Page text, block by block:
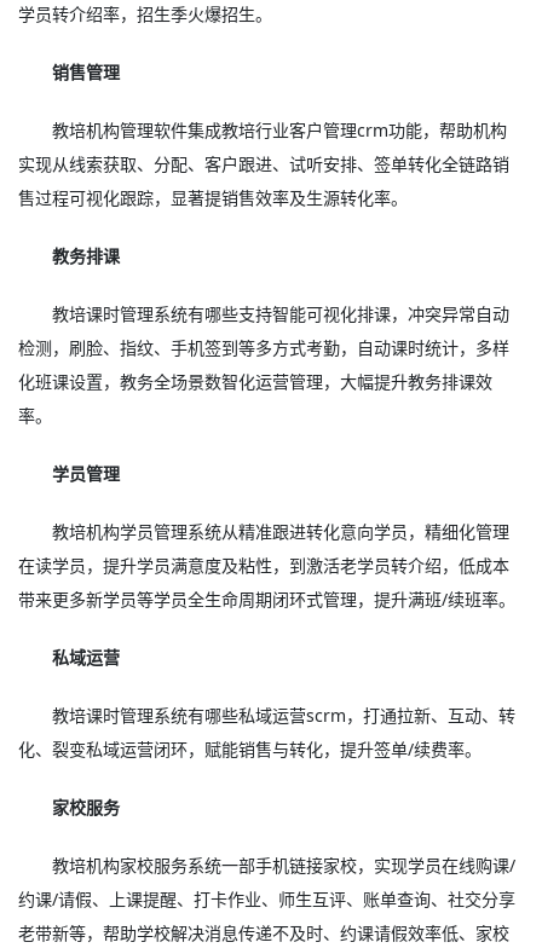
学员转介绍率，招生季火爆招生。
销售管理
教培机构管理软件集成教培行业客户管理crm功能，帮助机构
实现从线索获取、分配、客户跟进、试听安排、签单转化全链路销
售过程可视化跟踪，显著提销售效率及生源转化率。
教务排课
教培课时管理系统有哪些支持智能可视化排课，冲突异常自动
检测，刷脸、指纹、手机签到等多方式考勤，自动课时统计，多样
化班课设置，教务全场景数智化运营管理，大幅提升教务排课效
率。
学员管理
教培机构学员管理系统从精准跟进转化意向学员，精细化管理
在读学员，提升学员满意度及粘性，到激活老学员转介绍，低成本
带来更多新学员等学员全生命周期闭环式管理，提升满班/续班率。
私域运营
教培课时管理系统有哪些私域运营scrm，打通拉新、互动、转
化、裂变私域运营闭环，赋能销售与转化，提升签单/续费率。
家校服务
教培机构家校服务系统一部手机链接家校，实现学员在线购课/
约课/请假、上课提醒、打卡作业、师生互评、账单查询、社交分享
老带新等，帮助学校解决消息传递不及时、约课请假效率低、家校